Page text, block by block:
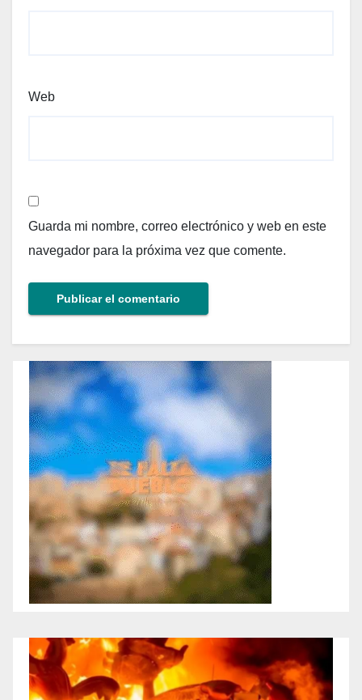
Web
Guarda mi nombre, correo electrónico y web en este
navegador para la próxima vez que comente.